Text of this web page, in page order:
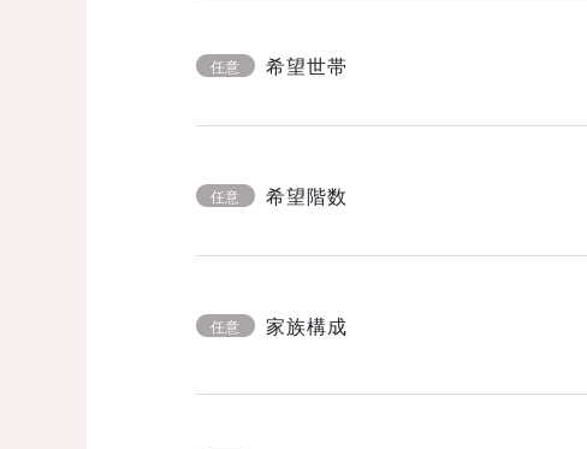
任意 希望世帯
任意 希望階数
任意 家族構成